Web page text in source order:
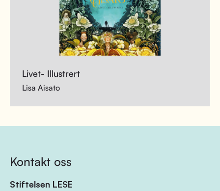
Livet- Illustrert
Lisa Aisato
Kontakt oss
Stiftelsen LESE